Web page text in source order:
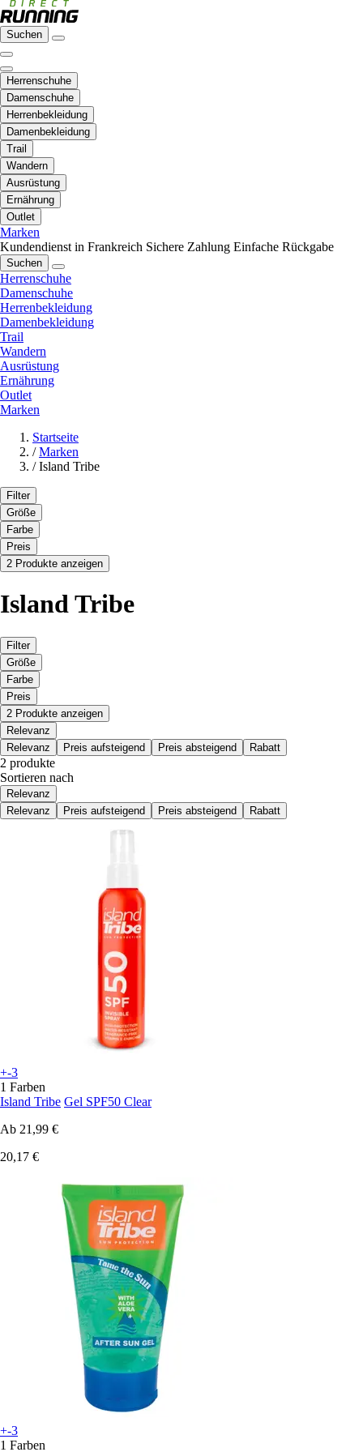
Suchen
Herrenschuhe
Damenschuhe
Herrenbekleidung
Damenbekleidung
Trail
Wandern
Ausrüstung
Ernährung
Outlet
Marken
Kundendienst in Frankreich Sichere Zahlung Einfache Rückgabe
Suchen
Herrenschuhe
Damenschuhe
Herrenbekleidung
Damenbekleidung
Trail
Wandern
Ausrüstung
Ernährung
Outlet
Marken
Startseite
/ Marken
/ Island Tribe
Filter
Größe
Farbe
Preis
2 Produkte anzeigen
Island Tribe
Filter
Größe
Farbe
Preis
2 Produkte anzeigen
Relevanz
Relevanz
Preis aufsteigend Preis absteigend Rabatt
2 produkte
Sortieren nach
Relevanz
Relevanz
Preis aufsteigend Preis absteigend Rabatt
+-3
1 Farben
Island Tribe Gel SPF50 Clear
Ab 21,99 €
20,17 €
+-3
1 Farben